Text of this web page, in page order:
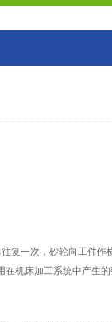
复一次，砂轮向工件作
机床加工系统中产生的